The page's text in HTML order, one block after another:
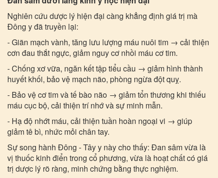
Nghiên cứu dược lý hiện đại càng khẳng định giá trị mà
Đông y đã truyền lại:
- Giãn mạch vành, tăng lưu lượng máu nuôi tim → cải thiện
cơn đau thắt ngực, giảm nguy cơ nhồi máu cơ tim.
- Chống xơ vữa, ngăn kết tập tiểu cầu → giảm hình thành
huyết khối, bảo vệ mạch não, phòng ngừa đột quỵ.
- Bảo vệ cơ tim và tế bào não → giảm tổn thương khi thiếu
máu cục bộ, cải thiện trí nhớ và sự minh mẫn.
- Hạ độ nhớt máu, cải thiện tuần hoàn ngoại vi → giúp
giảm tê bì, nhức mỏi chân tay.
Sự song hành Đông - Tây y này cho thấy: Đan sâm vừa là
vị thuốc kinh điển trong cổ phương, vừa là hoạt chất có giá
trị dược lý rõ ràng, minh chứng bằng thực nghiệm.